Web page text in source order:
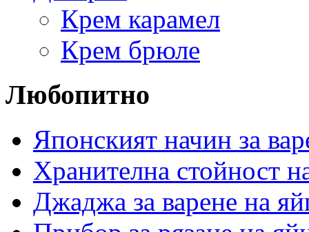
Крем карамел
Крем брюле
Любопитно
Японският начин за
Хранителна стойност
Джаджа за варене на